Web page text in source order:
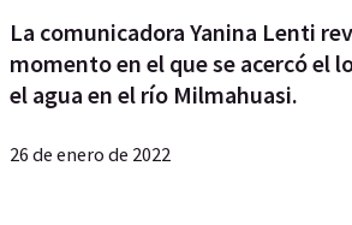
La comunicadora Yanina Lenti
momento en el que se acercó el
el agua en el río Milmahuasi.
26 de enero de 2022